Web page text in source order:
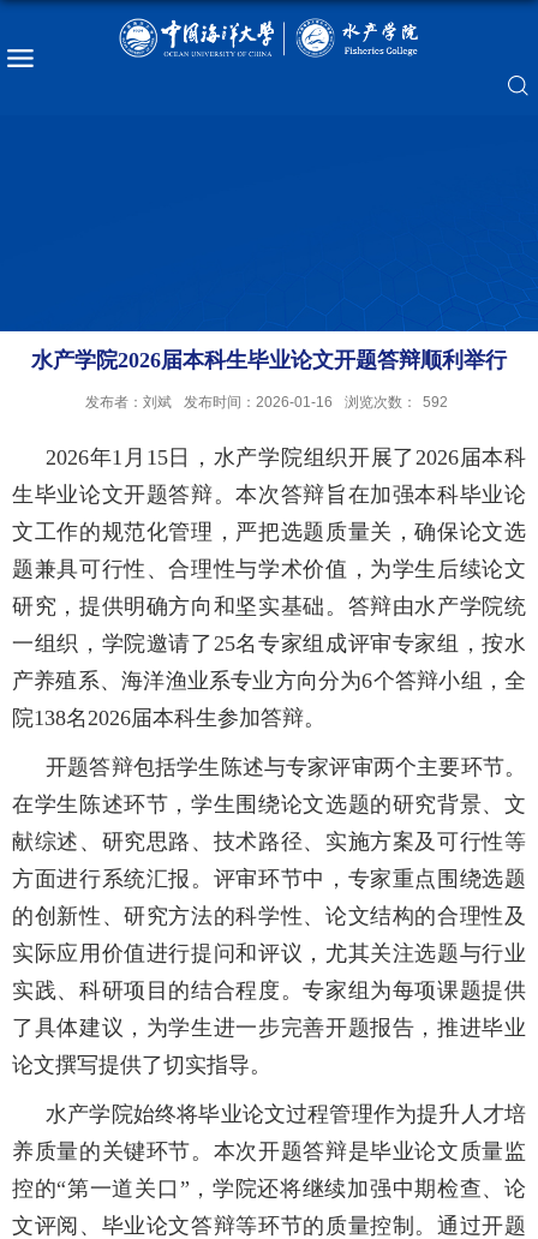
水产学院2026届本科生毕业论文开题答辩顺利举行
发布者：刘斌 发布时间：2026-01-16 浏览次数： 592
2026年1月15日，水产学院组织开展了2026届本科
生毕业论文开题答辩。本次答辩旨在加强本科毕业论
文工作的规范化管理， 严把选题质量关，确保论文选
题兼具可行性、合理性与学术价值 ，为学生后续论文
研究 ， 提供明确方向和坚实基础。 答辩由水产学院统
一组织，学院邀请了25名专家组成评审专家组 ，按水
产养殖系、海洋渔业系专业方向分为6个答辩小组，全
院138名2026届本科生参加答辩。
开题答辩包括学生陈述与专家评审两个主要环节。
在学生陈述环节，学生围绕论文选题的研究背景、文
献综述、研究思路、技术路径、实施方案及可行性等
方面进行系统汇报。评审环节中，专家重点围绕选题
的创新性、研究方法的科学性、论文结构的合理性及
实际应用价值进行提问和评议，尤其关注选题与行业
实践、科研项目的结合程度。专家组为每项课题提供
了具体建议，为学生进一步完善开题报告，推进毕业
论文撰写提供了切实指导。
水产学院始终将毕业论文过程管理作为提升人才培
养质量的关键环节。 本次开题答辩是毕业论文质量监
控的“第一道关口 ” ，学院还将继续加强中期检查、论
文评阅、 毕业论文答辩等环节的质量控制。通过开题